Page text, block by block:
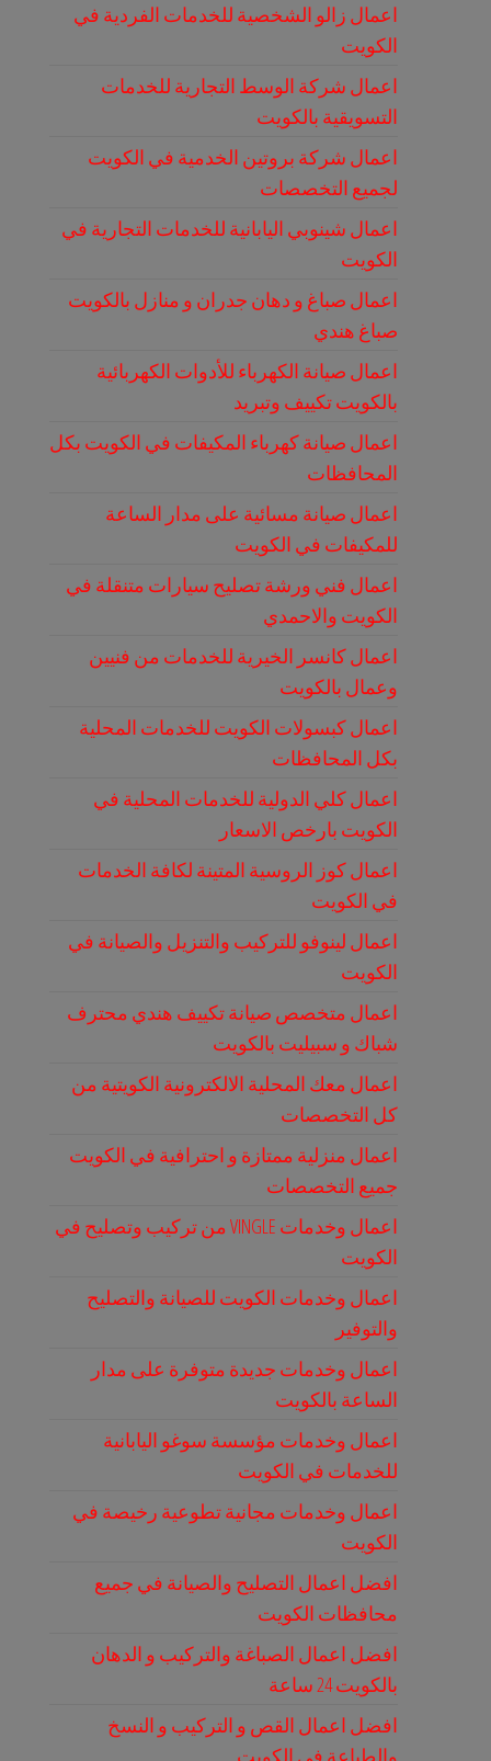
اعمال زالو الشخصية للخدمات الفردية في
الكويت
اعمال شركة الوسط التجارية للخدمات
التسويقية بالكويت
اعمال شركة بروتين الخدمية في الكويت
لجميع التخصصات
اعمال شينوبي اليابانية للخدمات التجارية في
الكويت
اعمال صباغ و دهان جدران و منازل بالكويت
صباغ هندي
اعمال صيانة الكهرباء للأدوات الكهربائية
بالكويت تكييف وتبريد
اعمال صيانة كهرباء المكيفات في الكويت بكل
المحافظات
اعمال صيانة مسائية على مدار الساعة
للمكيفات في الكويت
اعمال فني ورشة تصليح سيارات متنقلة في
الكويت والاحمدي
اعمال كانسر الخيرية للخدمات من فنيين
وعمال بالكويت
اعمال كبسولات الكويت للخدمات المحلية
بكل المحافظات
اعمال كلي الدولية للخدمات المحلية في
الكويت بارخص الاسعار
اعمال كوز الروسية المتينة لكافة الخدمات
في الكويت
اعمال لينوفو للتركيب والتنزيل والصيانة في
الكويت
اعمال متخصص صيانة تكييف هندي محترف
شباك و سبيليت بالكويت
اعمال معك المحلية الالكترونية الكويتية من
كل التخصصات
اعمال منزلية ممتازة و احترافية في الكويت
جميع التخصصات
اعمال وخدمات VINGLE من تركيب وتصليح في
الكويت
اعمال وخدمات الكويت للصيانة والتصليح
والتوفير
اعمال وخدمات جديدة متوفرة على مدار
الساعة بالكويت
اعمال وخدمات مؤسسة سوغو اليابانية
للخدمات في الكويت
اعمال وخدمات مجانية تطوعية رخيصة في
الكويت
افضل اعمال التصليح والصيانة في جميع
محافظات الكويت
افضل اعمال الصباغة والتركيب و الدهان
بالكويت 24 ساعة
افضل اعمال القص و التركيب و النسخ
والطباعة في الكويت